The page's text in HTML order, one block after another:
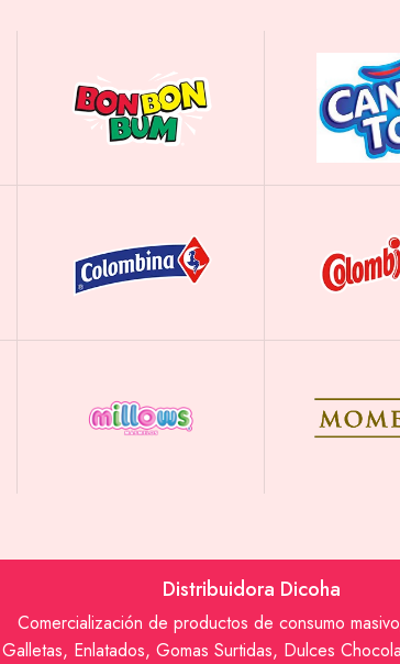
Distribuidora Dicoha
Comercialización de productos de consumo
Galletas, Enlatados, Gomas Surtidas, Dulces